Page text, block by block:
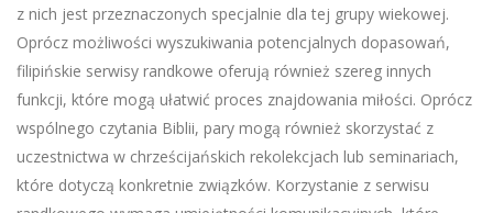
z nich jest przeznaczonych specjalnie dla tej grupy wiekowej.
Oprócz możliwości wyszukiwania potencjalnych dopasowań,
filipińskie serwisy randkowe oferują również szereg innych
funkcji, które mogą ułatwić proces znajdowania miłości. Oprócz
wspólnego czytania Biblii, pary mogą również skorzystać z
uczestnictwa w chrześcijańskich rekolekcjach lub seminariach,
które dotyczą konkretnie związków. Korzystanie z serwisu